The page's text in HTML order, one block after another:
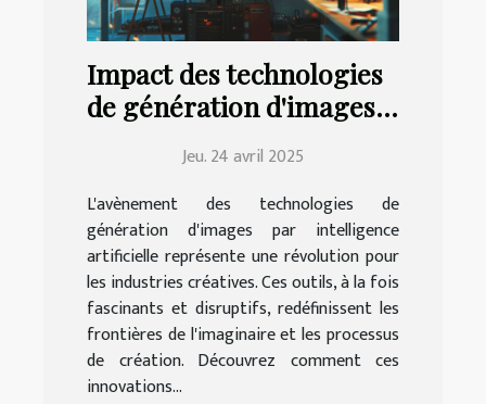
Impact des technologies
de génération d'images
créativesJeu. 24 avril 2025
L'avènement des technologies de
génération d'images par intelligence
artificielle représente une révolution pour
les industries créatives. Ces outils, à la fois
fascinants et disruptifs, redéfinissent les
frontières de l'imaginaire et les processus
de création. Découvrez comment ces
innovations...